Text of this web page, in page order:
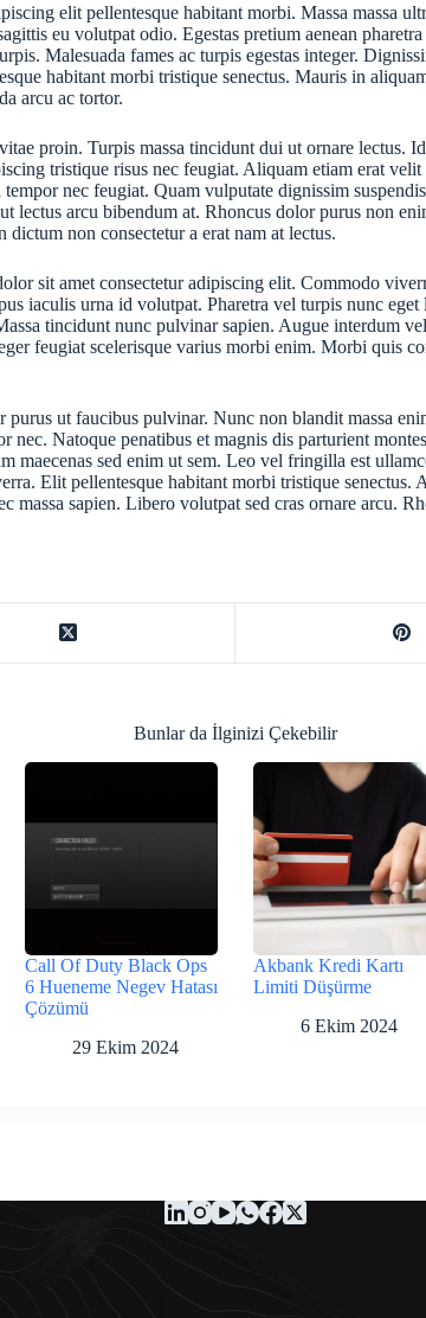
elit pellentesque habitant morbi. Massa massa
eu volutpat odio. Egestas pretium aenean
Malesuada fames ac turpis egestas integer.
habitant morbi tristique senectus. Mauris in
arcu ac tortor.
proin. Turpis massa tincidunt dui ut ornare lectus.
tristique risus nec feugiat. Aliquam etiam erat
nec feugiat. Quam vulputate dignissim
lectus arcu bibendum at. Rhoncus dolor purus non
non consectetur a erat nam at lectus.
sit amet consectetur adipiscing elit. Commodo
iaculis urna id volutpat. Pharetra vel turpis nunc
tincidunt nunc pulvinar sapien. Augue interdum
feugiat scelerisque varius morbi enim. Morbi quis
ut faucibus pulvinar. Nunc non blandit massa
Natoque penatibus et magnis dis parturient
maecenas sed enim ut sem. Leo vel fringilla est
Elit pellentesque habitant morbi tristique
massa sapien. Libero volutpat sed cras ornare arcu.
Bunlar da İlginizi Çekebilir
Call Of Duty Black Ops
6 Hueneme Negev Hatası
Çözümü
29 Ekim 2024
Akbank Kredi Kartı
Limiti Düşürme
6 Ekim 2024